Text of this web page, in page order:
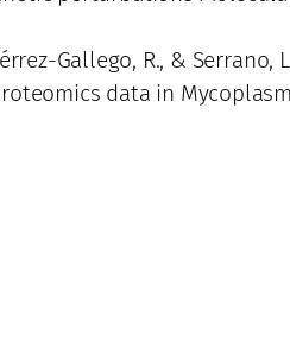
Gallego, R., &
data in